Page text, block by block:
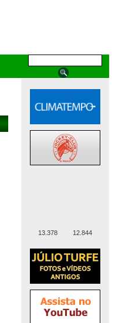
13.378 12.844